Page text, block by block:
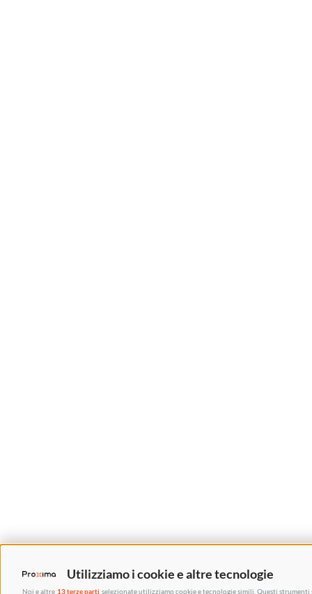
Utilizziamo i cookie e altre tecnologie
Noi e altre 13 terze parti selezionate utilizziamo cookie e tecnologie simili. Questi